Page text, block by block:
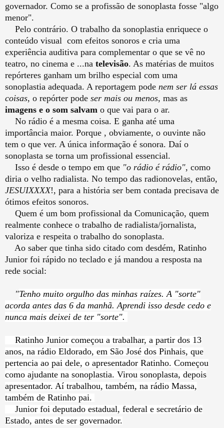
governador. Como se a profissão de sonoplasta fosse "algo
menor".
Pelo contrário. O trabalho da sonoplastia enriquece o
conteúdo visual com efeitos sonoros e cria uma
experiência auditiva para complementar o que se vê no
teatro, no cinema e ...na televisão. As matérias de muitos
repórteres ganham um brilho especial com uma
sonoplastia adequada. A reportagem pode nem ser lá essas
coisas, o repórter pode ser mais ou menos, mas as
imagens e o som salvam o que vai para o ar.
No rádio é a mesma coisa. E ganha até uma
importância maior. Porque , obviamente, o ouvinte não
tem o que ver. A única informação é sonora. Daí o
sonoplasta se torna um profissional essencial.
Isso é desde o tempo em que "o rádio é rádio", como
diria o velho radialista. No tempo das radionovelas, então,
JESUIXXXX!, para a história ser bem contada precisava de
ótimos efeitos sonoros.
Quem é um bom profissional da Comunicação, quem
realmente conhece o trabalho de radialista/jornalista,
valoriza e respeita o trabalho do sonoplasta.
Ao saber que tinha sido citado com desdém, Ratinho
Junior foi rápido no teclado e já mandou a resposta na
rede social:
"Tenho muito orgulho das minhas raízes. A "sorte"
acorda antes das 6 da manhã. Aprendi isso desde cedo e
nunca mais deixei de ter "sorte".
Ratinho Junior começou a trabalhar, a partir dos 13
anos, na rádio Eldorado, em São José dos Pinhais, que
pertencia ao pai dele, o apresentador Ratinho. Começou
como ajudante na sonoplastia. Virou sonoplasta, depois
apresentador. Aí trabalhou, também, na rádio Massa,
também de Ratinho pai.
Junior foi deputado estadual, federal e secretário de
Estado, antes de ser governador.